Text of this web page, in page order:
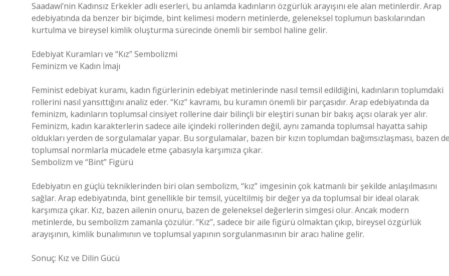
Saadawi’nin Kadınsız Erkekler adlı eserleri, bu anlamda kadınların özgürlük arayışını ele alan metinlerdir. Arap
edebiyatında da benzer bir biçimde, bint kelimesi modern metinlerde, geleneksel toplumun baskılarından
kurtulma ve bireysel kimlik oluşturma sürecinde önemli bir sembol haline gelir.
Edebiyat Kuramları ve “Kız” Sembolizmi
Feminizm ve Kadın İmajı
Feminist edebiyat kuramı, kadın figürlerinin edebiyat metinlerinde nasıl temsil edildiğini, kadınların toplumdaki
rollerini nasıl yansıttığını analiz eder. “Kız” kavramı, bu kuramın önemli bir parçasıdır. Arap edebiyatında da
feminizm, kadınların toplumsal cinsiyet rollerine dair bilinçli bir eleştiri sunan bir bakış açısı olarak yer alır.
Feminizm, kadın karakterlerin sadece aile içindeki rollerinden değil, aynı zamanda toplumsal hayatta sahip
oldukları yerden de sorgulamalar yapar. Bu sorgulamalar, bazen bir kızın toplumdan bağımsızlaşması, bazen
toplumsal normlarla mücadele etme çabasıyla karşımıza çıkar.
Sembolizm ve “Bint” Figürü
Edebiyatın en güçlü tekniklerinden biri olan sembolizm, “kız” imgesinin çok katmanlı bir şekilde anlaşılmasını
sağlar. Arap edebiyatında, bint genellikle bir temsil, yüceltilmiş bir değer ya da toplumsal bir ideal olarak
karşımıza çıkar. Kız, bazen ailenin onuru, bazen de geleneksel değerlerin simgesi olur. Ancak modern
metinlerde, bu sembolizm zamanla çözülür. “Kız”, sadece bir aile figürü olmaktan çıkıp, bireysel özgürlük
arayışının, kimlik bunalımının ve toplumsal yapının sorgulanmasının bir aracı haline gelir.
Sonuç: Kız ve Dilin Gücü